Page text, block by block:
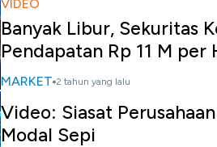
VIDEO
Banyak Libur, Sekuritas
Pendapatan Rp 11 M per
MARKET 2 tahun yang lalu
Video: Siasat
Modal Sepi